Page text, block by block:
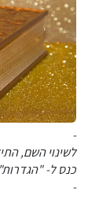
-
לשינוי השם,
כנס ל-
-